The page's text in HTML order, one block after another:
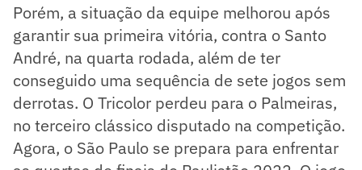
Porém, a situação da equipe melhorou após
garantir sua primeira vitória, contra o Santo
André, na quarta rodada, além de ter
conseguido uma sequência de sete jogos sem
derrotas. O Tricolor perdeu para o Palmeiras,
no terceiro clássico disputado na competição.
Agora, o São Paulo se prepara para enfrentar